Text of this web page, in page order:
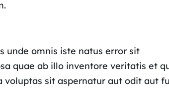
unde omnis iste natus error sit
quae ab illo inventore veritatis et
sit aspernatur aut odit aut